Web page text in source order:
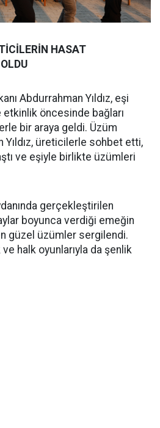
HASAT
Abdurrahman Yıldız, eşi
etkinlik öncesinde bağları
bir araya geldi. Üzüm
Yıldız, üreticilerle sohbet etti,
ve eşiyle birlikte üzümleri
gerçekleştirilen
boyunca verdiği emeğin
güzel üzümler sergilendi.
halk oyunlarıyla da şenlik